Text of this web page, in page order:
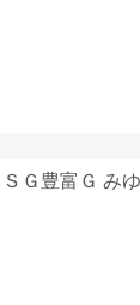
Ｇ豊富Ｇ み